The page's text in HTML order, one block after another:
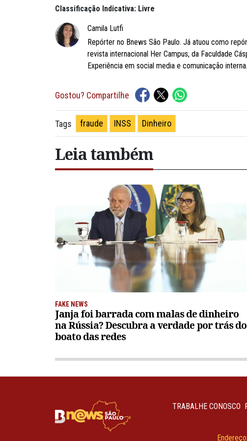
Classificação Indicativa: Livre
Camila Lutfi
Repórter no Bnews São Paulo. Já atuou como
revista internacional Her Campus, da Faculdade
Experiência em social media e comunicação interna.
Gostou? Compartilhe
Tags fraude INSS Dinheiro
Leia também
FAKE NEWS
Janja foi barrada com malas de dinheiro
na Rússia? Descubra a verdade por trás do
boato das redes
TRABALHE CONOSCO